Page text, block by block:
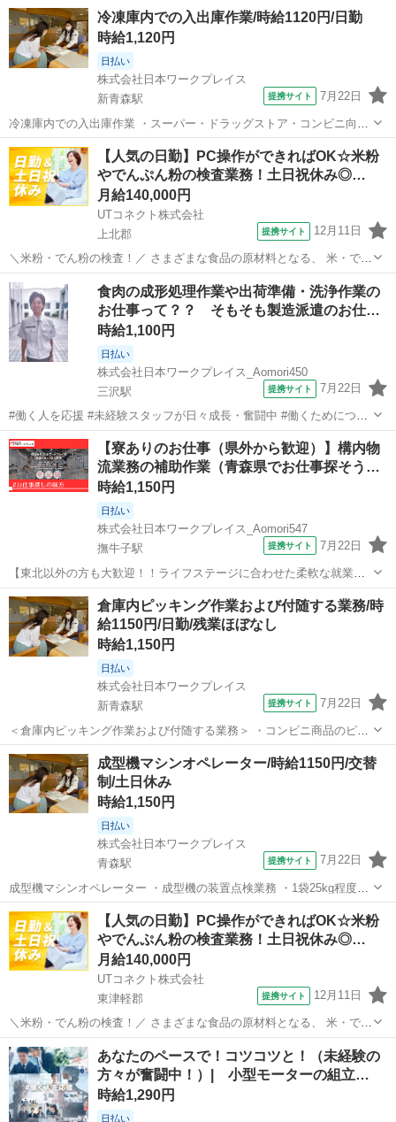
ヤーへ投入し流す業務 ・伝票とバーコードリーダーを使用し、商品確
認する検品作業 ・入荷商品を店舗...
青森 八戸市 向山駅 その他
冷凍庫内での入出庫作業/時給1120円/日勤
時給1,120円
日払い
株式会社日本ワークプレイス
新青森駅
提携サイト 7月22日
冷凍庫内での入出庫作業 ・スーパー・ドラッグストア・コンビニ向け
の冷凍食品・氷菓の入出庫作業 ・伝票とバーコードリーダーを使用
し、商品確認する検品作業 ・ダンボール等に入った商品を移動しなが
ら仕分けする作業 ※-25℃の冷凍...
青森 青森市 新青森駅 その他
【人気の日勤】PC操作ができればOK☆米粉
やでんぷん粉の検査業務！土日祝休み◎…
月給140,000円
UTコネクト株式会社
上北郡
提携サイト 12月11日
＼米粉・でん粉の検査！／ さまざまな食品の原材料となる、 米・でん
粉加工品を製造している会社でのお仕事です！ PC操作ができればOK♪
未経験でも安心の丁寧な研修あり！ ＜具体的には…＞ ◆製品管理用・
検査機器を使用し...
青森 上北郡
食肉の成形処理作業や出荷準備・洗浄作業の
お仕事って？？ そもそも製造派遣のお仕…
時給1,100円
日払い
株式会社日本ワークプレイス_Aomori450
三沢駅
提携サイト 7月22日
#働く人を応援 #未経験スタッフが日々成長・奮闘中 #働くためにつど
い、集まる場所 専任のコンサルタントが詳細にご案内をいたします♪
・派遣って、どんなお仕事？ ・製造派遣って、どんなお仕事？？ な
どなど 長くお仕事...
青森 三沢市 三沢駅 倉庫
【寮ありのお仕事（県外から歓迎）】構内物
流業務の補助作業（青森県でお仕事探そう…
時給1,150円
日払い
株式会社日本ワークプレイス_Aomori547
撫牛子駅
提携サイト 7月22日
【東北以外の方も大歓迎！！ライフステージに合わせた柔軟な就業が
可能】 当社は全国的に拠点を抱えておりますため、 結婚、里帰り、親
の介護など、 人生の節目ライフステージに合わせて、 全国的にお仕事
のご紹介が可能です！ 拠点を...
青森 弘前市 撫牛子駅 その他
倉庫内ピッキング作業および付随する業務/時
給1150円/日勤/残業ほぼなし
時給1,150円
日払い
株式会社日本ワークプレイス
新青森駅
提携サイト 7月22日
＜倉庫内ピッキング作業および付随する業務＞ ・コンビニ商品のピッ
キング作業 ・カゴ台車（ロールテナー）を必要数、組立する作業 ・組
立られたカゴ台車に飲料品やスナック菓子・カップ麺を積み込む作業
・PCにてラベルを作成し貼り付...
青森 青森市 新青森駅
成型機マシンオペレーター/時給1150円/交替
制/土日休み
時給1,150円
日払い
株式会社日本ワークプレイス
青森駅
提携サイト 7月22日
成型機マシンオペレーター ・成型機の装置点検業務 ・1袋25kg程度の
成形する材料の準備作業 ・生産するための準備作業 ・成形機のマシン
操作 ・出来上がった製品の目視検査 ※製品は手のひらサイズ、数g程
度になります このお...
青森 青森市 青森駅 その他
【人気の日勤】PC操作ができればOK☆米粉
やでんぷん粉の検査業務！土日祝休み◎…
月給140,000円
UTコネクト株式会社
東津軽郡
提携サイト 12月11日
＼米粉・でん粉の検査！／ さまざまな食品の原材料となる、 米・でん
粉加工品を製造している会社でのお仕事です！ PC操作ができればOK♪
未経験でも安心の丁寧な研修あり！ ＜具体的には…＞ ◆製品管理用・
検査機器を使用し...
青森 東津軽郡
あなたのペースで！コツコツと！（未経験の
方々が奮闘中！）| 小型モーターの組立…
時給1,290円
日払い